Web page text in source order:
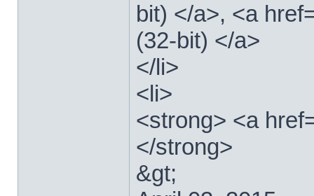
bit) </a>, <a
(32-bit) </a>
</li>
<li>
<strong> <a
</strong>
&gt;